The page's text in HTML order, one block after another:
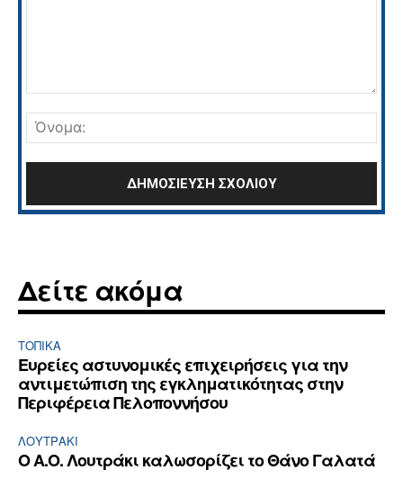
Δείτε ακόμα
ΤΟΠΙΚΑ
Ευρείες αστυνομικές επιχειρήσεις για την
αντιμετώπιση της εγκληματικότητας στην
Περιφέρεια Πελοποννήσου
ΛΟΥΤΡΆΚΙ
Ο Α.Ο. Λουτράκι καλωσορίζει το Θάνο Γαλατά